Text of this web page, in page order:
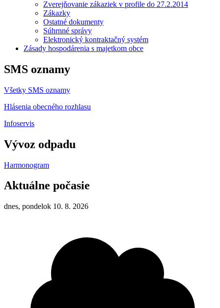
Zverejňovanie zákaziek v profile do 27.2.2014
Zákazky
Ostatné dokumenty
Súhrnné správy
Elektronický kontraktačný systém
Zásady hospodárenia s majetkom obce
SMS oznamy
Všetky SMS oznamy
Hlásenia obecného rozhlasu
Infoservis
Vývoz odpadu
Harmonogram
Aktuálne počasie
dnes, pondelok 10. 8. 2026